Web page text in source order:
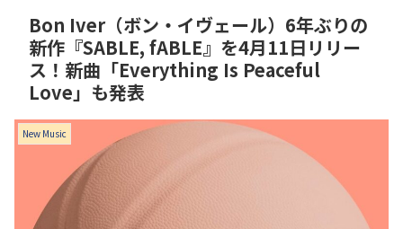
Bon Iver（ボン・イヴェール）6年ぶりの
新作『SABLE, fABLE』を4月11日リリー
ス！新曲「Everything Is Peaceful
Love」も発表
New Music